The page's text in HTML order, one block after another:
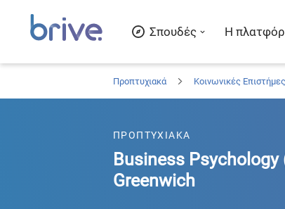
Σπουδές Η
Προπτυχιακά Κοινωνικές
ΠΡΟΠΤΥΧΙΑΚΑ
Business
Greenwich